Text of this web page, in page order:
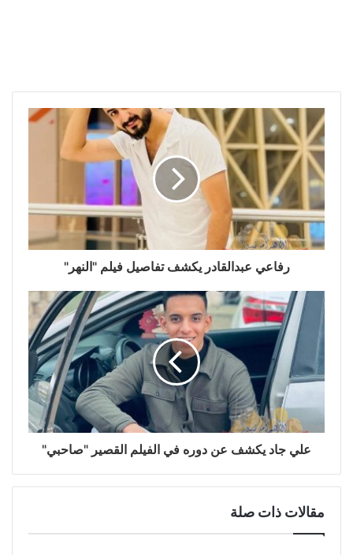
رفاعي عبدالقادر يكشف تفاصيل فيلم "النهر"
علي جاد يكشف عن دوره في الفيلم القصير "صاحبي"
مقالات ذات صلة